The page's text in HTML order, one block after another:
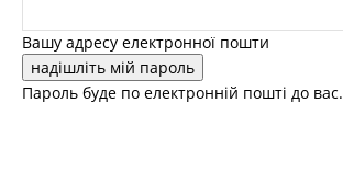
Вашу адресу електронної пошти
Пароль буде по електронній пошті до вас.